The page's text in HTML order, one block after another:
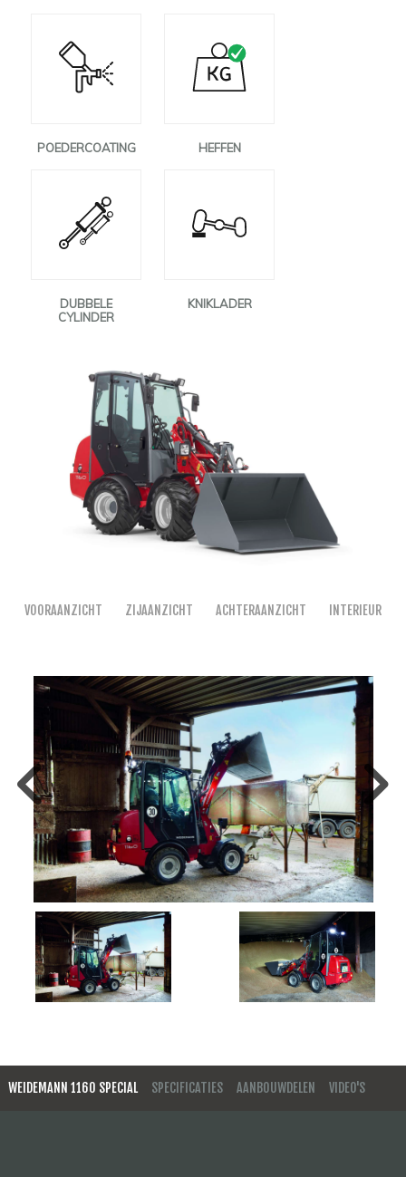
POEDERCOATING HEFFEN
DUBBELE
CYLINDER
KNIKLADER
VOORAANZICHT ZIJAANZICHT ACHTERAANZICHT INTERIEUR
WEIDEMANN 1160 SPECIAL SPECIFICATIES AANBOUWDELEN VIDEO'S